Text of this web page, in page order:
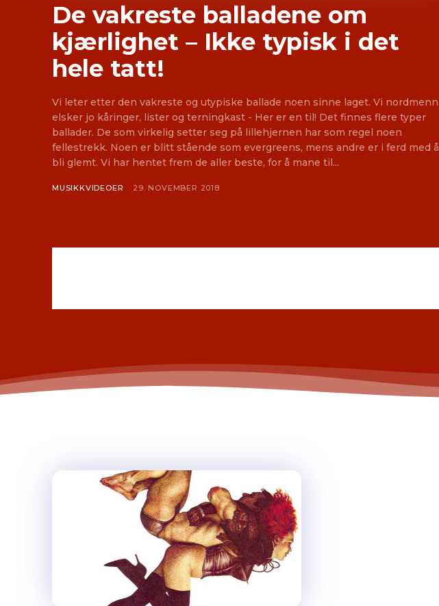
De vakreste balladene om
kjærlighet – Ikke typisk i det
hele tatt!
Vi leter etter den vakreste og utypiske ballade noen sinne laget. Vi nordmenn
elsker jo kåringer, lister og terningkast - Her er en til! Det finnes flere typer
ballader. De som virkelig setter seg på lillehjernen har som regel noen
fellestrekk. Noen er blitt stående som evergreens, mens andre er i ferd med å
bli glemt. Vi har hentet frem de aller beste, for å mane til...
MUSIKKVIDEOER 29. NOVEMBER 2018